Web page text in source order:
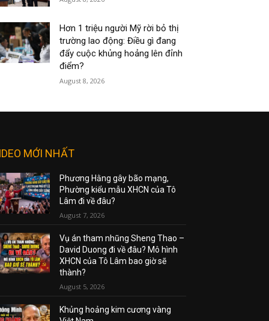
Hơn 1 triệu người Mỹ rời bỏ thị
trường lao động: Điều gì đang
đẩy cuộc khủng hoảng lên đỉnh
điểm?
August 8, 2026
MỚI NHẤT
Phương Hằng gây bão mạng,
Phường kiểu mẫu XHCN của Tô
Lâm đi về đâu?
August 7, 2026
Vụ án tham nhũng Sheng Thao –
David Duong đi về đâu? Mô hình
XHCN của Tô Lâm bao giờ sẽ
thành?
August 5, 2026
Khủng hoảng kim cương vàng